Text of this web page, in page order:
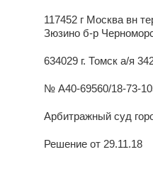
117452 г Москва вн
Зюзино б-р
634029 г. Томск а/я
№ А40-69560/18-73-
Арбитражный суд
Решение от 29.11.18